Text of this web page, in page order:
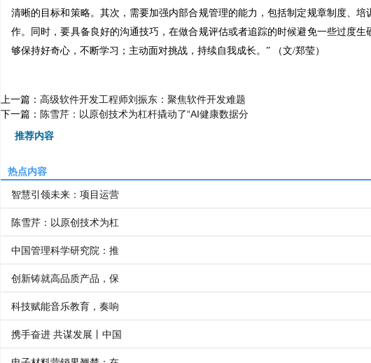
清晰的目标和策略。其次，需要加强内部合规管理的能力，包括制定规章制度、培
作。同时，要具备良好的沟通技巧，在做合规评估或者追踪的时候避免一些过度生
够保持好奇心，不断学习；主动面对挑战，持续自我成长。” （文/郑莹）
上一篇： 高级软件开发工程师刘振东：聚焦软件开发难题
下一篇： 陈雪芹：以原创技术为杠杆撬动了“AI健康数据分
推荐内容
热点内容
智慧引领未来：项目运营
陈雪芹：以原创技术为杠
中国管理科学研究院：推
创新铸就高品质产品，保
科技赋能音乐教育，奏响
携手奋进 共谋发展丨中国